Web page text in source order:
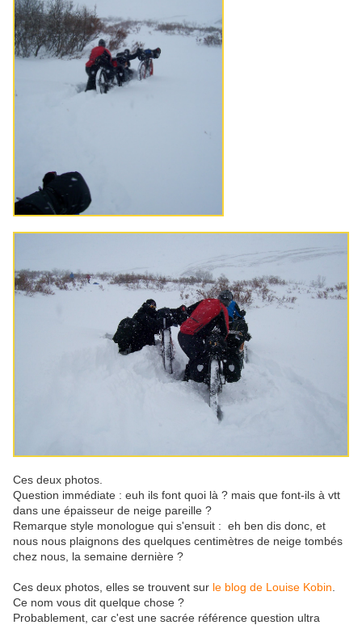
Ces deux photos.
Question immédiate : euh ils font quoi là ? mais que font-ils à vtt
dans une épaisseur de neige pareille ?
Remarque style monologue qui s'ensuit : eh ben dis donc, et
nous nous plaignons des quelques centimètres de neige tombés
chez nous, la semaine dernière ?
Ces deux photos, elles se trouvent sur le blog de Louise Kobin
Ce nom vous dit quelque chose ?
Probablement, car c'est une sacrée référence question ultra